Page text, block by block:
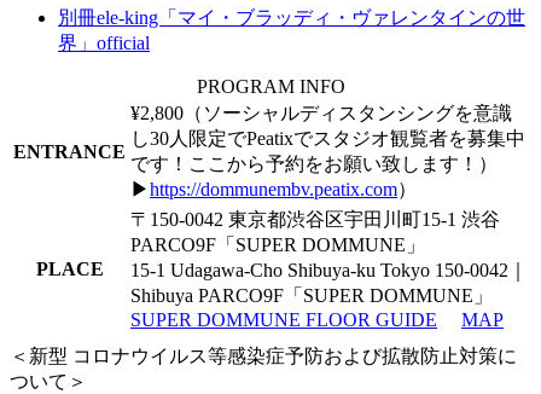
別冊ele-king「マイ・ブラッディ・ヴァレンタインの世
界」official
PROGRAM INFO
ENTRANCE
¥2,800（ソーシャルディスタンシングを意識
し30人限定でPeatixでスタジオ観覧者を募集中
です！ここから予約をお願い致します！）
▶︎https://dommunembv.peatix.com）
PLACE
〒150-0042 東京都渋谷区宇田川町15-1 渋谷
PARCO9F「SUPER DOMMUNE」
15-1 Udagawa-Cho Shibuya-ku Tokyo 150-0042｜
Shibuya PARCO9F「SUPER DOMMUNE」
SUPER DOMMUNE FLOOR GUIDE
MAP
＜新型 コロナウイルス等感染症予防および拡散防止対策に
ついて＞